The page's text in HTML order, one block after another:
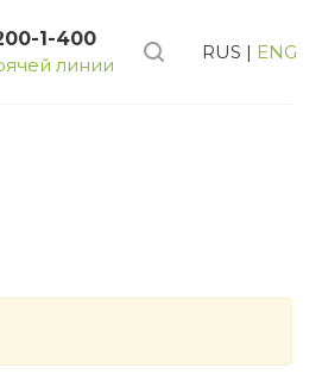
RUS | ENG
1-400
линии